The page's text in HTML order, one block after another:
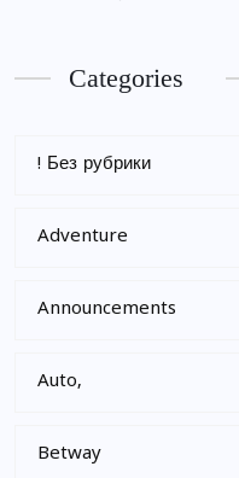
Categories
! Без рубрики
Adventure
Announcements
Auto,
Betway